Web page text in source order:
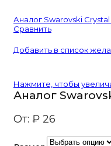
Аналог Swarovski
Сравнить
Добавить в список
Нажмите, чтобы
Аналог
От: ₽ 26